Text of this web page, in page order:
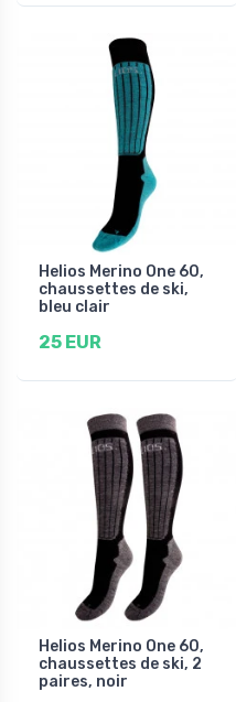
Helios Merino One 60,
chaussettes de ski,
bleu clair
25 EUR
Helios Merino One 60,
chaussettes de ski, 2
paires, noir